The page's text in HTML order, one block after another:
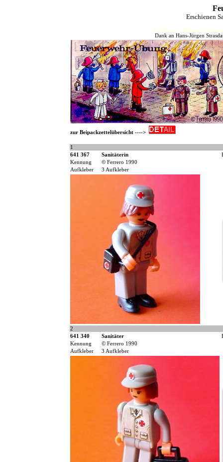
Erschienen
HJFHenze - Helmut´s
Dank an Hans-Jürgen
zur Beipackzettelübersicht ---->
1
641 367
Sanitäterin
Kennung
© Ferrero 1990
Aufkleber
3 Aufkleber
2
641 340
Sanitäter
Kennung
© Ferrero 1990
Aufkleber
3 Aufkleber